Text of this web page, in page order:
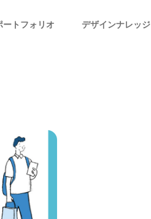
ートフォリオ デザインナレッジ